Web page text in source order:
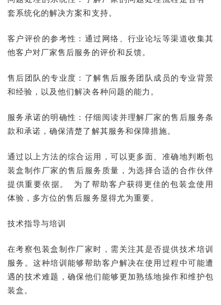
套系统化的解决方案和支持。
客户评价的参考性：通过网络、行业论坛等渠道收集其
他客户对厂家售后服务的评价和反馈。
售后团队的专业度：了解售后服务团队成员的专业背景
和经验，以及他们解决各种问题的能力。
服务承诺的明确性：仔细阅读并理解厂家的售后服务条
款和承诺，确保清楚了解其服务和保障措施。
通过以上方法的综合运用，可以更多面、准确地判断包
装盒制作厂家的售后服务质量，为选择合适的合作伙伴
提供重要依据。 为了帮助客户获得更佳的包装盒使用
体验，多方位的售后服务显得尤为重要。
技术指导与培训
在考察包装盒制作厂家时，需关注其是否提供技术培训
服务。这种培训能够帮助客户解决在使用过程中可能遭
遇的技术难题，确保他们能够更加熟练地操作和维护包
装盒。